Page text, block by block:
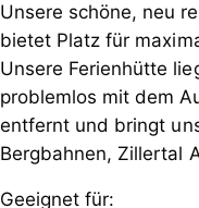
Unsere schöne, neu
bietet Platz für
Unsere Ferienhütte
problemlos mit dem
entfernt und bringt
Bergbahnen, Zillertal
Geeignet für: